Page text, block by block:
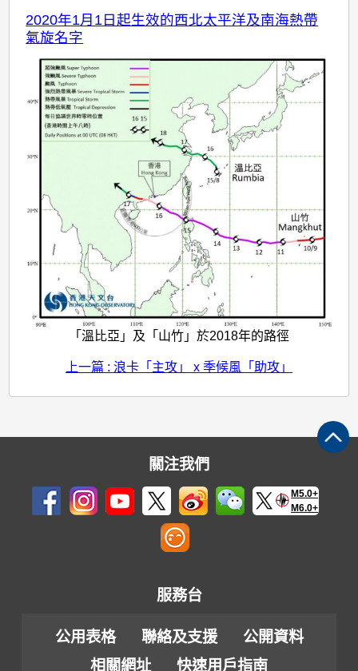
2020年1月1日起生效的西北太平洋及南海熱帶
氣旋名字
「溫比亞」及「山竹」於2018年的路徑
上一篇 : 浪卡「主攻」 x 季候風「助攻」
關注我們
M5.0+
M6.0+
服務台
公用表格 聯絡及支援
公開資料
相關網址
快速用戶指南